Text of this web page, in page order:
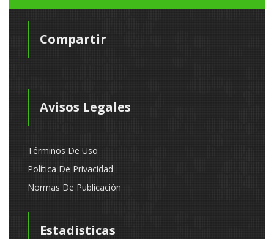
Compartir
Avisos Legales
Términos De Uso
Política De Privacidad
Normas De Publicación
Estadísticas